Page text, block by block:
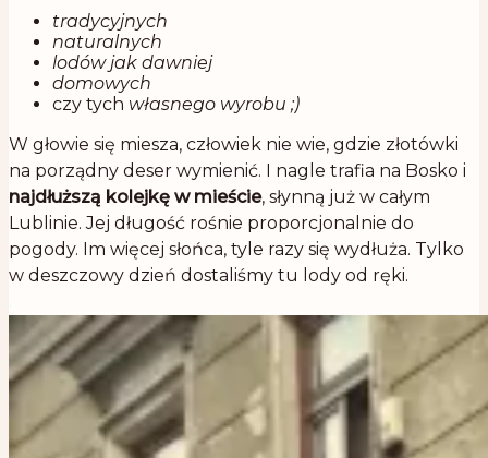
tradycyjnych
naturalnych
lodów jak dawniej
domowych
czy tych własnego wyrobu ;)
W głowie się miesza, człowiek nie wie, gdzie złotówki
na porządny deser wymienić. I nagle trafia na Bosko i
najdłuższą kolejkę w mieście, słynną już w całym
Lublinie. Jej długość rośnie proporcjonalnie do
pogody. Im więcej słońca, tyle razy się wydłuża. Tylko
w deszczowy dzień dostaliśmy tu lody od ręki.
.